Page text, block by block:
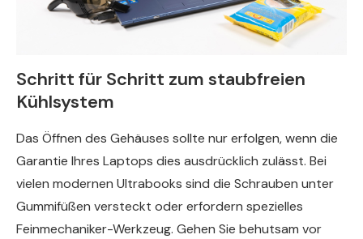
Schritt für Schritt zum staubfreien
Kühlsystem
Das Öffnen des Gehäuses sollte nur erfolgen, wenn die
Garantie Ihres Laptops dies ausdrücklich zulässt. Bei
vielen modernen Ultrabooks sind die Schrauben unter
Gummifüßen versteckt oder erfordern spezielles
Feinmechaniker-Werkzeug. Gehen Sie behutsam vor